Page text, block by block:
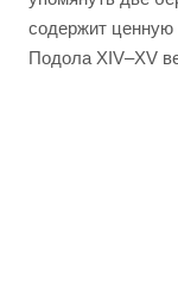
содержит
Подола XIV–XV